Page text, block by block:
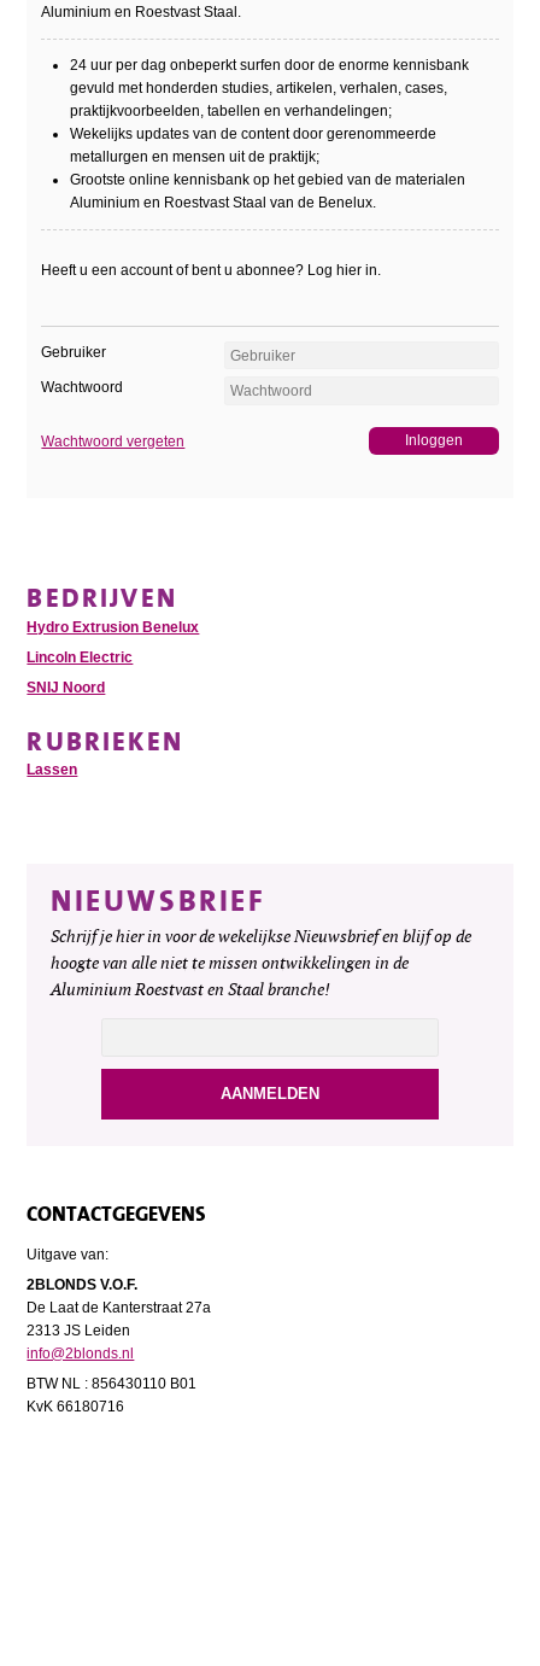
Aluminium en Roestvast Staal.
24 uur per dag onbeperkt surfen door de enorme kennisbank
gevuld met honderden studies, artikelen, verhalen, cases,
praktijkvoorbeelden, tabellen en verhandelingen;
Wekelijks updates van de content door gerenommeerde
metallurgen en mensen uit de praktijk;
Grootste online kennisbank op het gebied van de materialen
Aluminium en Roestvast Staal van de Benelux.
Heeft u een account of bent u abonnee? Log hier in.
Gebruiker
Wachtwoord
Wachtwoord vergeten
BEDRIJVEN
Hydro Extrusion Benelux
Lincoln Electric
SNIJ Noord
RUBRIEKEN
Lassen
NIEUWSBRIEF
Schrijf je hier in voor de wekelijkse Nieuwsbrief en blijf op de
hoogte van alle niet te missen ontwikkelingen in de
Aluminium Roestvast en Staal branche!
CONTACTGEGEVENS
Uitgave van:
2BLONDS V.O.F.
De Laat de Kanterstraat 27a
2313 JS Leiden
info@2blonds.nl
BTW NL : 856430110 B01
KvK 66180716